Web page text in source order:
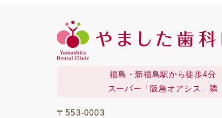
福島・新福島駅から徒歩4分
スーパー「阪急オアシス」隣
〒553-0003